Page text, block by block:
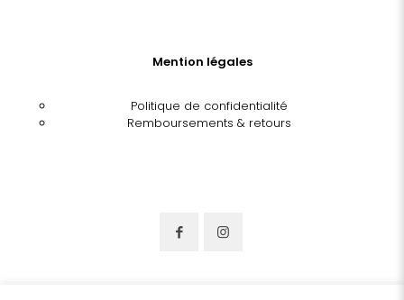
Mention légales
Politique de confidentialité
Remboursements & retours